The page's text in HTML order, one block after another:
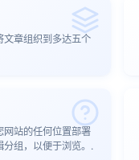
文章组织到多达五个
网站的任何位置部署
分组，以便于浏览。.